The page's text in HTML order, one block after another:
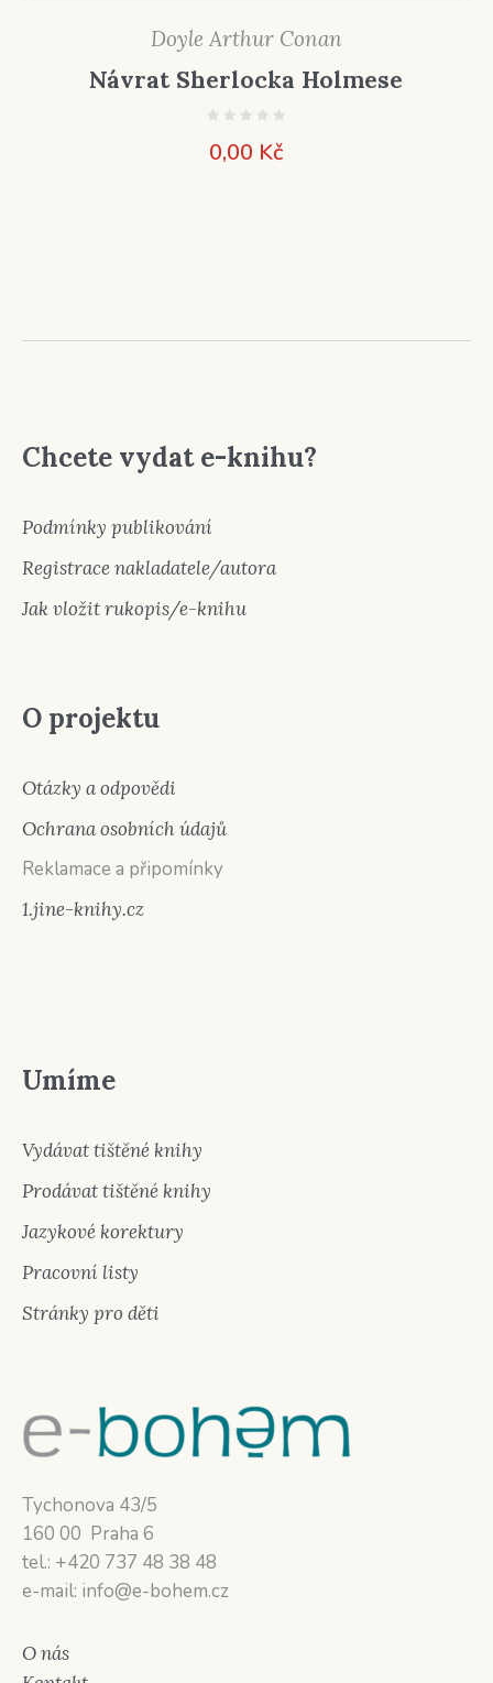
Doyle Arthur Conan
Návrat Sherlocka Holmese
0,00 Kč
Chcete vydat e-knihu?
Podmínky publikování
Registrace nakladatele/autora
Jak vložit rukopis/e-knihu
O projektu
Otázky a odpovědi
Ochrana osobních údajů
Reklamace a připomínky
1.jine-knihy.cz
Umíme
Vydávat tištěné knihy
Prodávat tištěné knihy
Jazykové korektury
Pracovní listy
Stránky pro děti
Tychonova 43/5
160 00 Praha 6
tel.: +420 737 48 38 48
e-mail: info@e-bohem.cz
O nás